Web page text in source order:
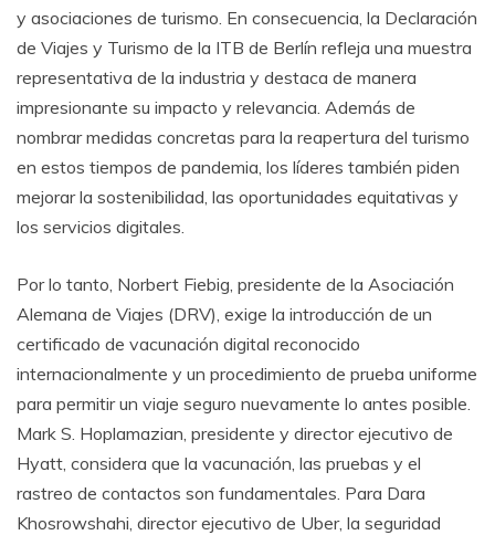
y asociaciones de turismo. En consecuencia, la Declaración
de Viajes y Turismo de la ITB de Berlín refleja una muestra
representativa de la industria y destaca de manera
impresionante su impacto y relevancia. Además de
nombrar medidas concretas para la reapertura del turismo
en estos tiempos de pandemia, los líderes también piden
mejorar la sostenibilidad, las oportunidades equitativas y
los servicios digitales.
Por lo tanto, Norbert Fiebig, presidente de la Asociación
Alemana de Viajes (DRV), exige la introducción de un
certificado de vacunación digital reconocido
internacionalmente y un procedimiento de prueba uniforme
para permitir un viaje seguro nuevamente lo antes posible.
Mark S. Hoplamazian, presidente y director ejecutivo de
Hyatt, considera que la vacunación, las pruebas y el
rastreo de contactos son fundamentales. Para Dara
Khosrowshahi, director ejecutivo de Uber, la seguridad